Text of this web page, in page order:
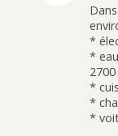
*
*
*
*
*